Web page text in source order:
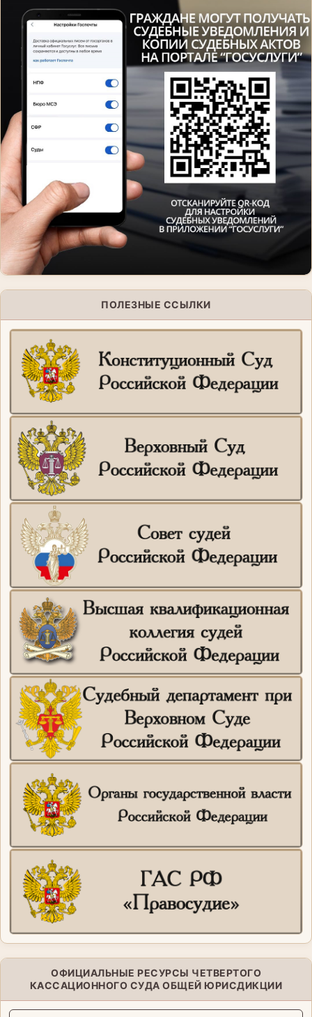
ПОЛЕЗНЫЕ ССЫЛКИ
ОФИЦИАЛЬНЫЕ РЕСУРСЫ ЧЕТВЕРТОГО
КАССАЦИОННОГО СУДА ОБЩЕЙ ЮРИСДИКЦИИ